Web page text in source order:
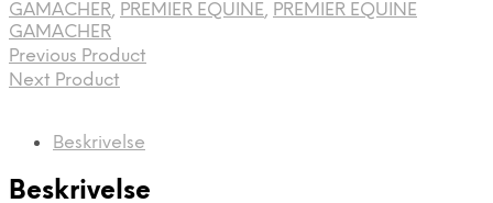
GAMACHER, PREMIER EQUINE, PREMIER EQUINE
GAMACHER
Previous Product
Next Product
Beskrivelse
Beskrivelse